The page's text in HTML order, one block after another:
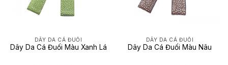
DÂY DA CÁ ĐUỐI
Dây Da Cá Đuối Màu Xanh Lá
DÂY DA CÁ ĐUỐI
Dây Da Cá Đuối Màu Nâu